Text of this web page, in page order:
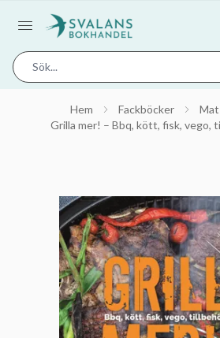
Hem Fackböcker
Grilla mer! – Bbq, kött, fisk, vego,